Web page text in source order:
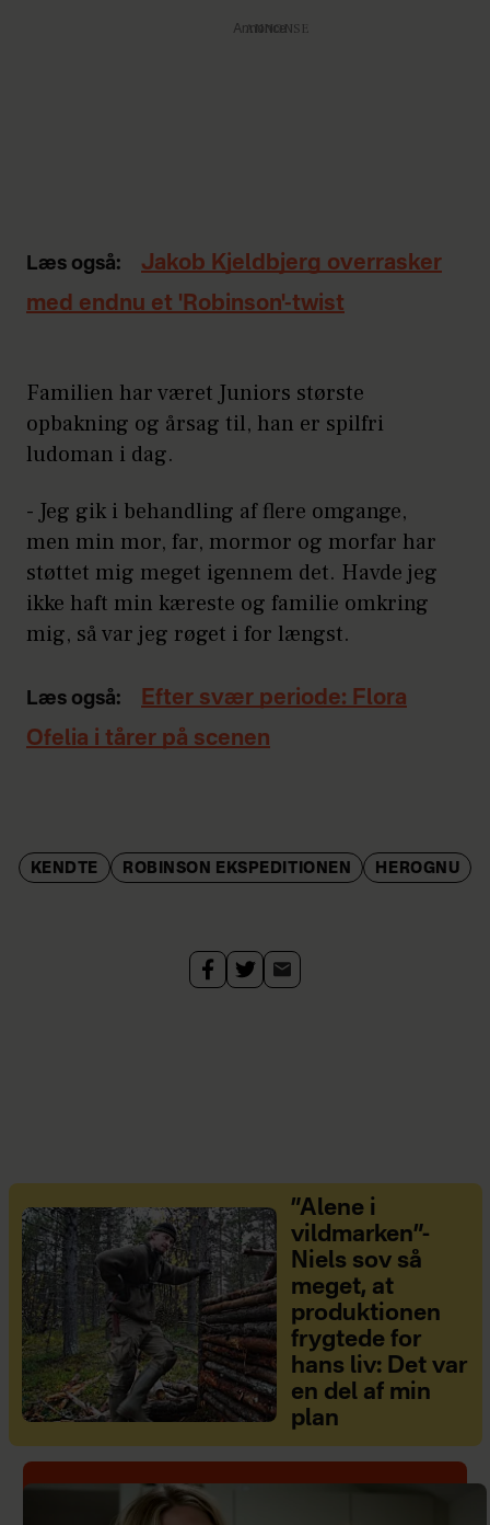
Annonce
Læs også:
Jakob Kjeldbjerg overrasker
med endnu et 'Robinson'-twist
Familien har været Juniors største
opbakning og årsag til, han er spilfri
ludoman i dag.
- Jeg gik i behandling af flere omgange,
men min mor, far, mormor og morfar har
støttet mig meget igennem det. Havde jeg
ikke haft min kæreste og familie omkring
mig, så var jeg røget i for længst.
Læs også:
Efter svær periode: Flora
Ofelia i tårer på scenen
KENDTE ROBINSON EKSPEDITIONEN HEROGNU
”Alene i
vildmarken”-
Niels sov så
meget, at
produktionen
frygtede for
hans liv: Det var
en del af min
plan